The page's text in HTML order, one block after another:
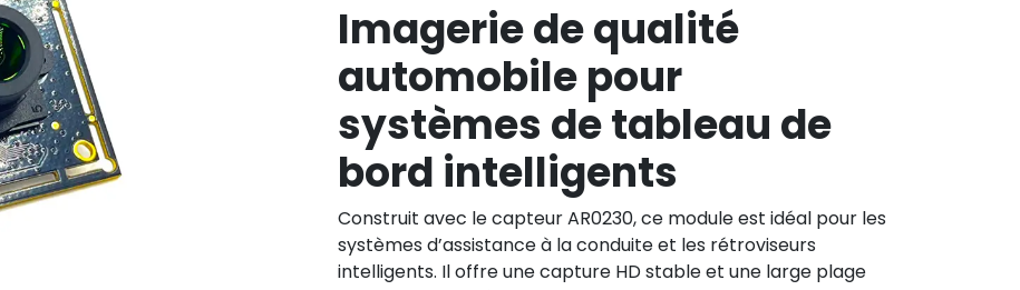
Imagerie de qualité
automobile pour
systèmes de tableau de
bord intelligents
Construit avec le capteur AR0230, ce module est idéal pour les
systèmes d’assistance à la conduite et les rétroviseurs
intelligents. Il offre une capture HD stable et une large plage